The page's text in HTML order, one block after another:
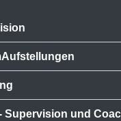
Supervision und